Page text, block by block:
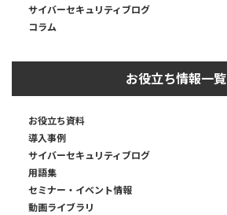
サイバーセキュリティブログ
コラム
お役立ち情報一覧
お役立ち資料
導入事例
サイバーセキュリティブログ
用語集
セミナー・イベント情報
動画ライブラリ